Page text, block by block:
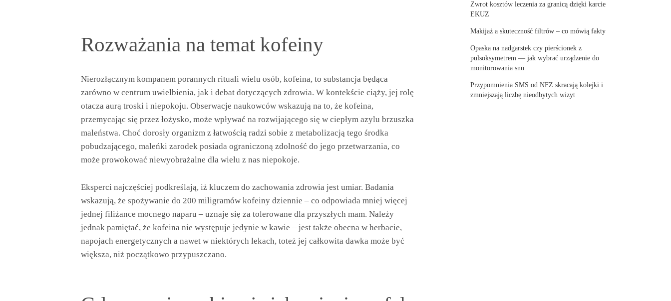
Rozważania na temat kofeiny
Nierozłącznym kompanem porannych rituali wielu osób, kofeina, to substancja będąca
zarówno w centrum uwielbienia, jak i debat dotyczących zdrowia. W kontekście ciąży, jej rolę
otacza aurą troski i niepokoju. Obserwacje naukowców wskazują na to, że kofeina,
przemycając się przez łożysko, może wpływać na rozwijającego się w ciepłym azylu brzuszka
maleństwa. Choć dorosły organizm z łatwością radzi sobie z metabolizacją tego środka
pobudzającego, maleńki zarodek posiada ograniczoną zdolność do jego przetwarzania, co
może prowokować niewyobrażalne dla wielu z nas niepokoje.
Eksperci najczęściej podkreślają, iż kluczem do zachowania zdrowia jest umiar. Badania
wskazują, że spożywanie do 200 miligramów kofeiny dziennie – co odpowiada mniej więcej
jednej filiżance mocnego naparu – uznaje się za tolerowane dla przyszłych mam. Należy
jednak pamiętać, że kofeina nie występuje jedynie w kawie – jest także obecna w herbacie,
napojach energetycznych a nawet w niektórych lekach, toteż jej całkowita dawka może być
większa, niż początkowo przypuszczano.
Zwrot kosztów leczenia za granicą dzięki karcie
EKUZ
Makijaż a skuteczność filtrów – co mówią fakty
Opaska na nadgarstek czy pierścionek z
pulsoksymetrem — jak wybrać urządzenie do
monitorowania snu
Przypomnienia SMS od NFZ skracają kolejki i
zmniejszają liczbę nieodbytych wizyt